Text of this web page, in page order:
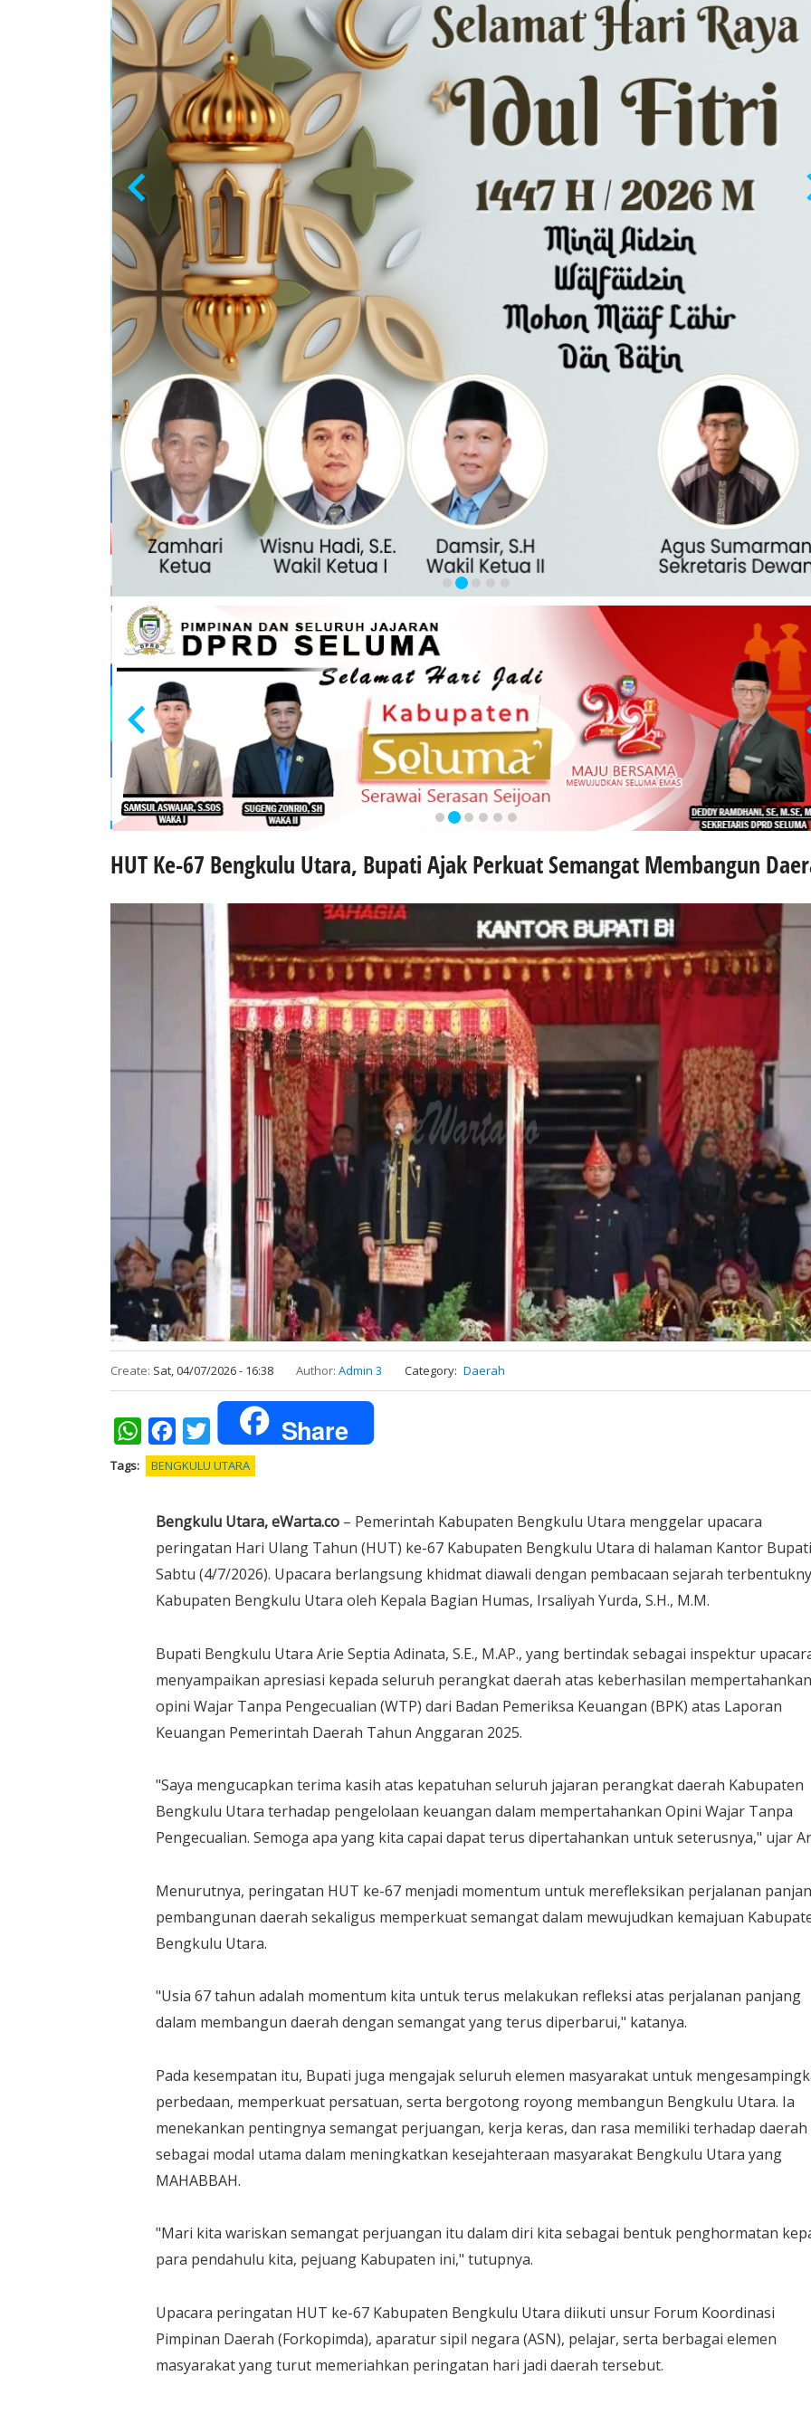
HUT Ke-67 Bengkulu Utara, Bupati Ajak Perkuat Semangat Membangun
Create: Sat, 04/07/2026 - 16:38 Author: Admin 3 Category Daerah
WhatsAppFacebookTwitter Share
Tags BENGKULU UTARA
Bengkulu Utara, eWarta.co – Pemerintah Kabupaten Bengkulu Utara menggelar upacara
peringatan Hari Ulang Tahun (HUT) ke-67 Kabupaten Bengkulu Utara di halaman Kantor
Sabtu (4/7/2026). Upacara berlangsung khidmat diawali dengan pembacaan sejarah
Kabupaten Bengkulu Utara oleh Kepala Bagian Humas, Irsaliyah Yurda, S.H., M.M.
Bupati Bengkulu Utara Arie Septia Adinata, S.E., M.AP., yang bertindak sebagai inspektur
menyampaikan apresiasi kepada seluruh perangkat daerah atas keberhasilan mempertahankan
opini Wajar Tanpa Pengecualian (WTP) dari Badan Pemeriksa Keuangan (BPK) atas Laporan
Keuangan Pemerintah Daerah Tahun Anggaran 2025.
"Saya mengucapkan terima kasih atas kepatuhan seluruh jajaran perangkat daerah Kabupaten
Bengkulu Utara terhadap pengelolaan keuangan dalam mempertahankan Opini Wajar Tanpa
Pengecualian. Semoga apa yang kita capai dapat terus dipertahankan untuk seterusnya," ujar
Menurutnya, peringatan HUT ke-67 menjadi momentum untuk merefleksikan perjalanan
pembangunan daerah sekaligus memperkuat semangat dalam mewujudkan kemajuan
Bengkulu Utara.
"Usia 67 tahun adalah momentum kita untuk terus melakukan refleksi atas perjalanan panjang
dalam membangun daerah dengan semangat yang terus diperbarui," katanya.
Pada kesempatan itu, Bupati juga mengajak seluruh elemen masyarakat untuk
perbedaan, memperkuat persatuan, serta bergotong royong membangun Bengkulu Utara. Ia
menekankan pentingnya semangat perjuangan, kerja keras, dan rasa memiliki terhadap daerah
sebagai modal utama dalam meningkatkan kesejahteraan masyarakat Bengkulu Utara yang
MAHABBAH.
"Mari kita wariskan semangat perjuangan itu dalam diri kita sebagai bentuk penghormatan
para pendahulu kita, pejuang Kabupaten ini," tutupnya.
Upacara peringatan HUT ke-67 Kabupaten Bengkulu Utara diikuti unsur Forum Koordinasi
Pimpinan Daerah (Forkopimda), aparatur sipil negara (ASN), pelajar, serta berbagai elemen
masyarakat yang turut memeriahkan peringatan hari jadi daerah tersebut.